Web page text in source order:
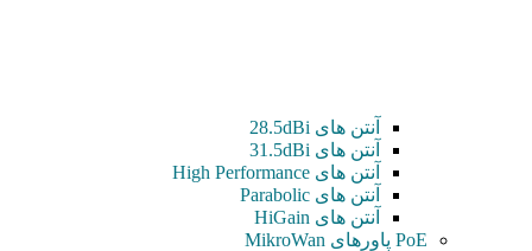
آنتن های 28.5dBi
آنتن های 31.5dBi
آنتن های High Performance
آنتن های Parabolic
آنتن های HiGain
PoE پاورهای MikroWan